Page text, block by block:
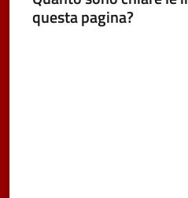
questa pagina?